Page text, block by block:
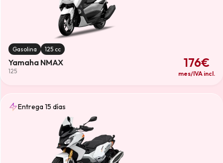
Gasolina 125 cc
Yamaha NMAX
125
176€
mes/IVA incl.
Entrega 15 días